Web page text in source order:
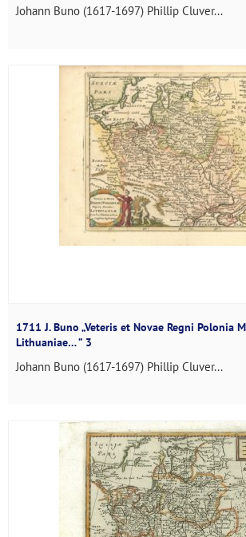
Johann Buno (1617-1697) Phillip Cluver...
1711 J. Buno „Veteris et Novae Regni Polonia
Lithuaniae… ” 3
Johann Buno (1617-1697) Phillip Cluver...